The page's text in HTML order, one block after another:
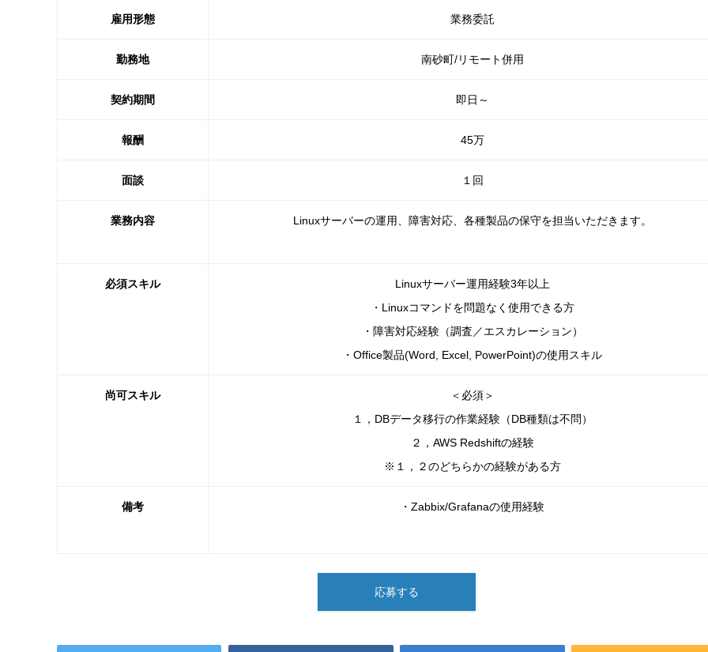
雇用形態 業務委託
勤務地 南砂町/リモート併用
契約期間 即日～
報酬 45万
面談 １回
業務内容 Linuxサーバーの運用、障害対応、 各種製品の保守を担当いただきます。
必須スキル
Linuxサーバー運用経験3年以上
・Linuxコマンドを問題なく使用できる方
・障害対応経験（調査／エスカレーション）
・Office製品(Word, Excel, PowerPoint)の使用スキル
尚可スキル
＜必須＞
１，DBデータ移行の作業経験（DB種類は不問）
２，AWS Redshiftの経験
※１，２のどちらかの経験がある方
備考 ・Zabbix/Grafanaの使用経験
応募する